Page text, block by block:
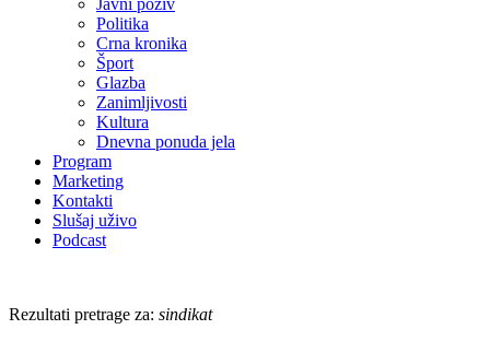
Javni poziv
Politika
Crna kronika
Šport
Glazba
Zanimljivosti
Kultura
Dnevna ponuda jela
Program
Marketing
Kontakti
Slušaj uživo
Podcast
Rezultati pretrage za: sindikat